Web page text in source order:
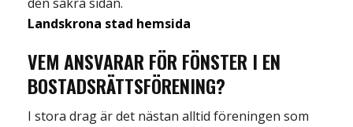
Landskrona stad hemsida
VEM ANSVARAR FÖR FÖNSTER I EN
BOSTADSRÄTTSFÖRENING?
I stora drag är det nästan alltid föreningen som